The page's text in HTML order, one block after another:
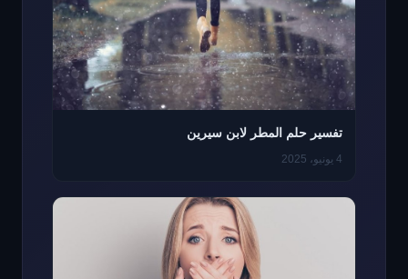
تفسير حلم المطر لابن سيرين
4 يونيو، 2025